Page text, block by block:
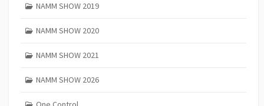
NAMM SHOW 2019
NAMM SHOW 2020
NAMM SHOW 2021
NAMM SHOW 2026